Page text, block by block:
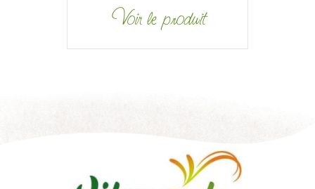
Voir le produit